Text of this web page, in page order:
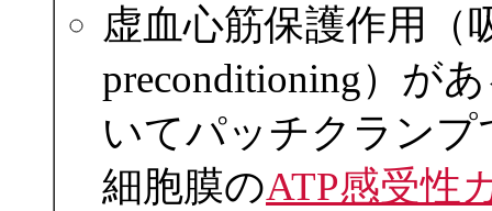
虚血心筋保護作用（
preconditioning）が
いてパッチクラン
細胞膜のATP感受性